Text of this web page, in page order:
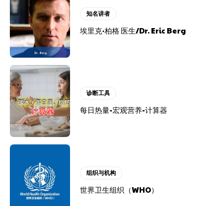
知名讲者
埃里克·柏格 医生/Dr. Eric Berg
诊断工具
每日热量-宏观营养-计算器
组织与机构
世界卫生组织（WHO）